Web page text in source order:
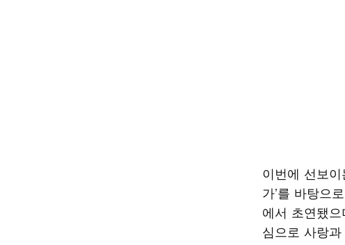
이번에 선보이
가’를 바탕으
에서 초연됐
심으로 사랑